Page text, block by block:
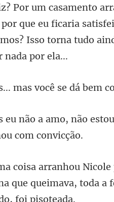
por que eu ficaria
Isso
se dá bem
que queimava, toda a